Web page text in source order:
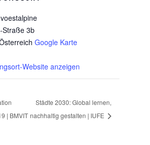
Straße 3b
Google Karte
Website anzeigen
| BMVIT
Städte 2030: Global lernen,
nachhaltig gestalten | IUFE